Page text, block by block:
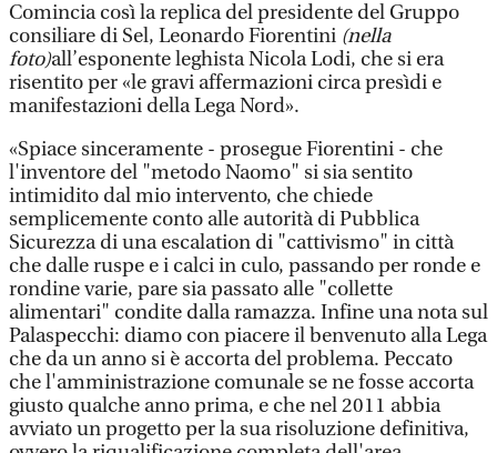
Comincia così la replica del presidente del Gruppo
consiliare di Sel, Leonardo Fiorentini (nella
foto)all’esponente leghista Nicola Lodi, che si era
risentito per «le gravi affermazioni circa presìdi e
manifestazioni della Lega Nord».
«Spiace sinceramente - prosegue Fiorentini - che
l'inventore del "metodo Naomo" si sia sentito
intimidito dal mio intervento, che chiede
semplicemente conto alle autorità di Pubblica
Sicurezza di una escalation di "cattivismo" in città
che dalle ruspe e i calci in culo, passando per ronde e
rondine varie, pare sia passato alle "collette
alimentari" condite dalla ramazza. Infine una nota sul
Palaspecchi: diamo con piacere il benvenuto alla Lega
che da un anno si è accorta del problema. Peccato
che l'amministrazione comunale se ne fosse accorta
giusto qualche anno prima, e che nel 2011 abbia
avviato un progetto per la sua risoluzione definitiva,